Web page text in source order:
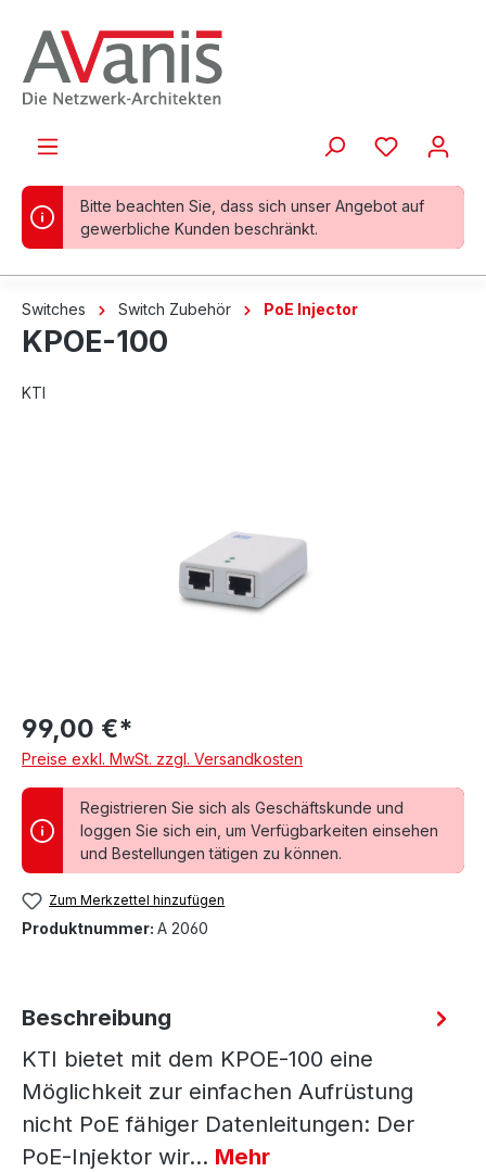
Bitte beachten Sie, dass sich unser Angebot auf
gewerbliche Kunden beschränkt.
Switches Switch Zubehör PoE Injector
KPOE-100
KTI
99,00 €*
Preise exkl. MwSt. zzgl. Versandkosten
Registrieren Sie sich als Geschäftskunde und
loggen Sie sich ein, um Verfügbarkeiten einsehen
und Bestellungen tätigen zu können.
Zum Merkzettel hinzufügen
Produktnummer: A 2060
Beschreibung
KTI bietet mit dem KPOE-100 eine
Möglichkeit zur einfachen Aufrüstung
nicht PoE fähiger Datenleitungen: Der
PoE-Injektor wir… Mehr